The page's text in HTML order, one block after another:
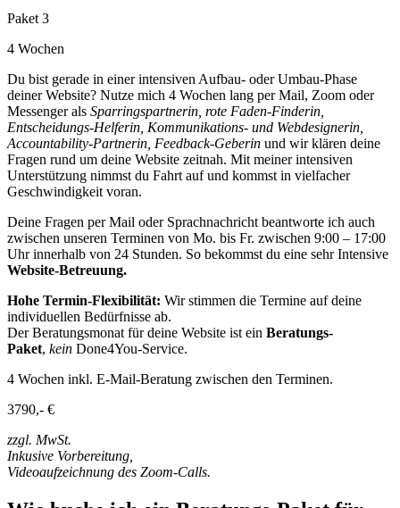
Paket 3
4 Wochen
Du bist gerade in einer intensiven Aufbau- oder Umbau-Phase
deiner Website? Nutze mich 4 Wochen lang per Mail, Zoom oder
Messenger als Sparringspartnerin, rote Faden-Finderin,
Entscheidungs-Helferin, Kommunikations- und Webdesignerin,
Accountability-Partnerin, Feedback-Geberin und wir klären deine
Fragen rund um deine Website zeitnah. Mit meiner intensiven
Unterstützung nimmst du Fahrt auf und kommst in vielfacher
Geschwindigkeit voran.
Deine Fragen per Mail oder Sprachnachricht beantworte ich auch
zwischen unseren Terminen von Mo. bis Fr. zwischen 9:00 – 17:00
Uhr innerhalb von 24 Stunden. So bekommst du eine sehr Intensive
Website-Betreuung.
Hohe Termin-Flexibilität: Wir stimmen die Termine auf deine
individuellen Bedürfnisse ab.
Der Beratungsmonat für deine Website ist ein Beratungs-
Paket, kein Done4You-Service.
4 Wochen inkl. E-Mail-Beratung zwischen den Terminen.
3790,- €
zzgl. MwSt.
Inkusive Vorbereitung,
Videoaufzeichnung des Zoom-Calls.